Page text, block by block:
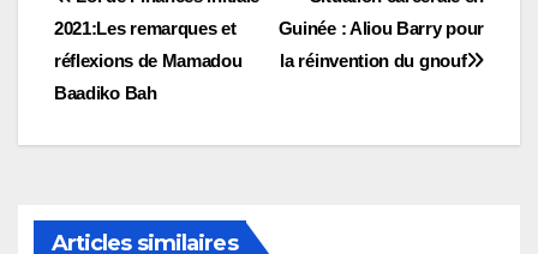
de
l’article
Guinée : Aliou Barry pour
la réinvention du gnouf
2021:Les remarques et
réflexions de Mamadou
Baadiko Bah
Articles similaires